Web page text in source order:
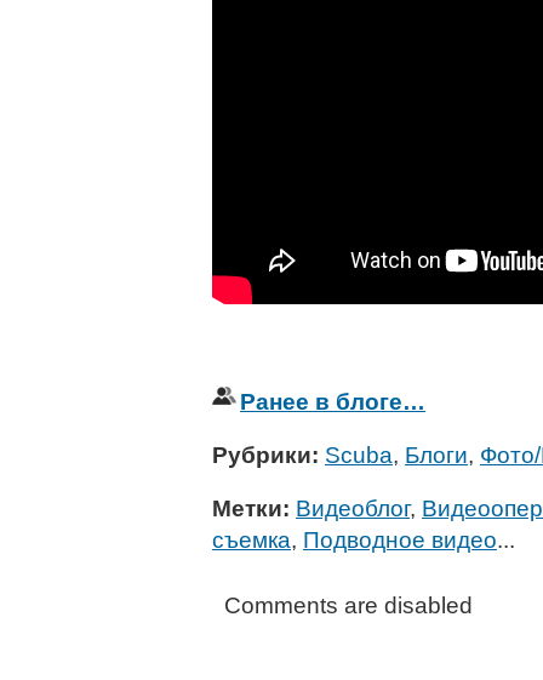
Ранее в блоге…
Рубрики: Scuba, Блоги,
Метки: Видеоблог,
съемка, Подводное видео...
Comments are disabled